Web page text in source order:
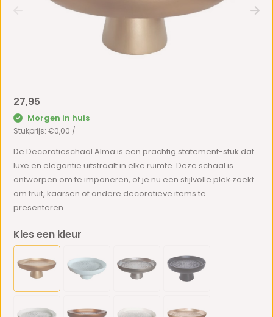
27,95
Morgen in huis
Stukprijs:€0,00 /
De Decoratieschaal Alma is een prachtig statement-stuk dat
luxe en elegantie uitstraalt in elke ruimte. Deze schaal is
ontworpen om te imponeren, of je nu een stijlvolle plek zoekt
om fruit, kaarsen of andere decoratieve items te
presenteren....
Kies een kleur